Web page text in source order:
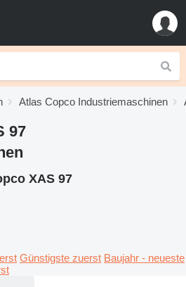
Atlas Copco Industriemaschinen
97
XAS 97
Günstigste zuerst Baujahr - neueste